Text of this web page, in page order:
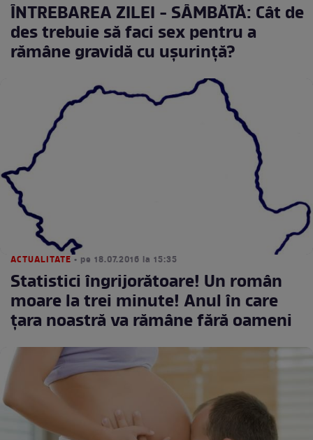
ÎNTREBAREA ZILEI - SÂMBĂTĂ: Cât de
des trebuie să faci sex pentru a
rămâne gravidă cu ușurință?
ACTUALITATE • pe 18.07.2016 la 15:35
Statistici îngrijorătoare! Un român
moare la trei minute! Anul în care
ţara noastră va rămâne fără oameni